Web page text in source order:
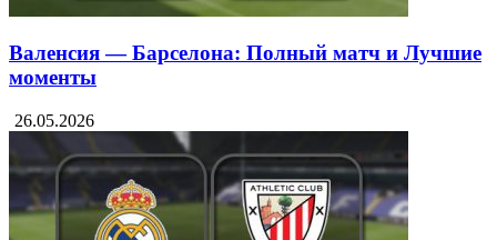
Валенсия — Барселона: Полный матч и Лучшие
моменты
26.05.2026